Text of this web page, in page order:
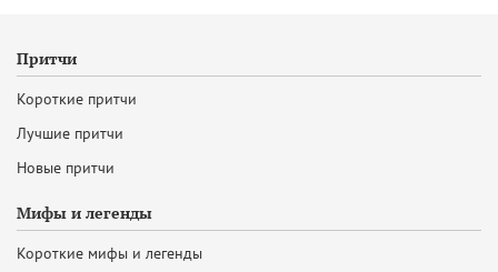
Притчи
Короткие притчи
Лучшие притчи
Новые притчи
Мифы и легенды
Короткие мифы и легенды